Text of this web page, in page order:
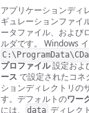
アプリケーションディ
ギュレーションファイ
ータファイル、および
ルダです。 Windows イ
プロファイル設定およ
ース で設定されたコネ
ションディレクトリの
す。デフォルトのワー
には、
data ディレク